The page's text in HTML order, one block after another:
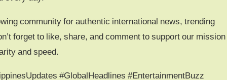
community for authentic international news, trending
forget to like, share, and comment to support our mission
and speed.
#GlobalHeadlines #EntertainmentBuzz